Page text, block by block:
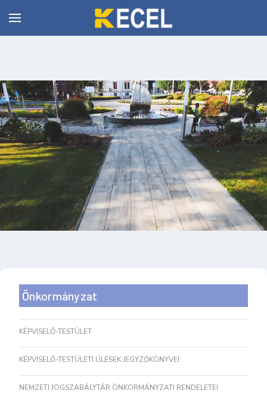
Önkormányzat
KÉPVISELŐ-TESTÜLET
KÉPVISELŐ-TESTÜLETI ÜLÉSEK JEGYZŐKÖNYVEI
NEMZETI JOGSZABÁLYTÁR ÖNKORMÁNYZATI RENDELETEI